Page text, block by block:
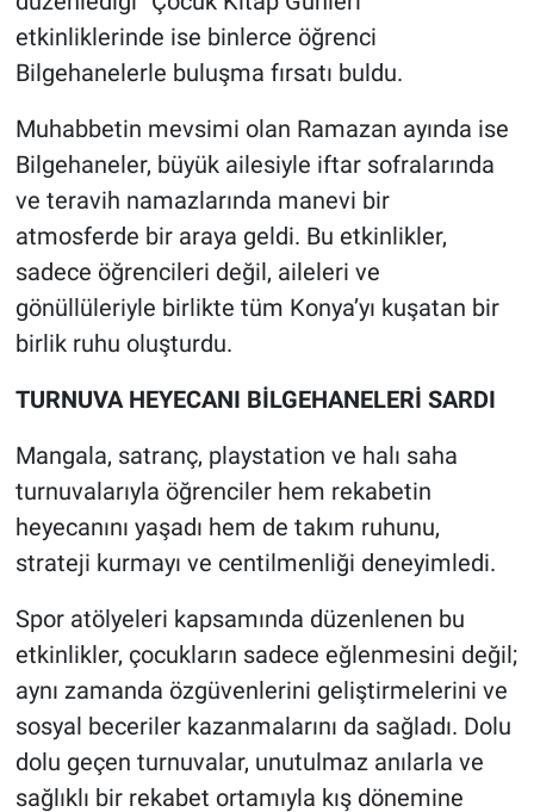
etkinliklerinde ise binlerce öğrenci
Bilgehanelerle buluşma fırsatı buldu.
Muhabbetin mevsimi olan Ramazan ayında ise
Bilgehaneler, büyük ailesiyle iftar sofralarında
ve teravih namazlarında manevi bir
atmosferde bir araya geldi. Bu etkinlikler,
sadece öğrencileri değil, aileleri ve
gönüllüleriyle birlikte tüm Konya’yı kuşatan bir
birlik ruhu oluşturdu.
TURNUVA HEYECANI BİLGEHANELERİ SARDI
Mangala, satranç, playstation ve halı saha
turnuvalarıyla öğrenciler hem rekabetin
heyecanını yaşadı hem de takım ruhunu,
strateji kurmayı ve centilmenliği deneyimledi.
Spor atölyeleri kapsamında düzenlenen bu
etkinlikler, çocukların sadece eğlenmesini değil;
aynı zamanda özgüvenlerini geliştirmelerini ve
sosyal beceriler kazanmalarını da sağladı. Dolu
dolu geçen turnuvalar, unutulmaz anılarla ve
sağlıklı bir rekabet ortamıyla kış dönemine